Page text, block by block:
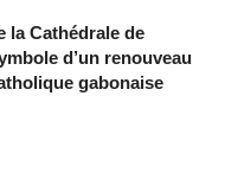
la Cathédrale de
d’un renouveau
gabonaise